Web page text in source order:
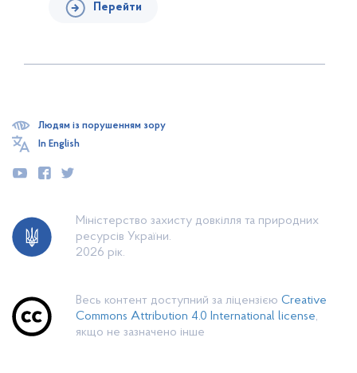
Перейти
Міністерство захисту довкілля та природних
ресурсів України.
2026 рік.
Весь контент доступний за ліцензією Creative
Commons Attribution 4.0 International license,
якщо не зазначено інше
Людям із порушенням зору
In English